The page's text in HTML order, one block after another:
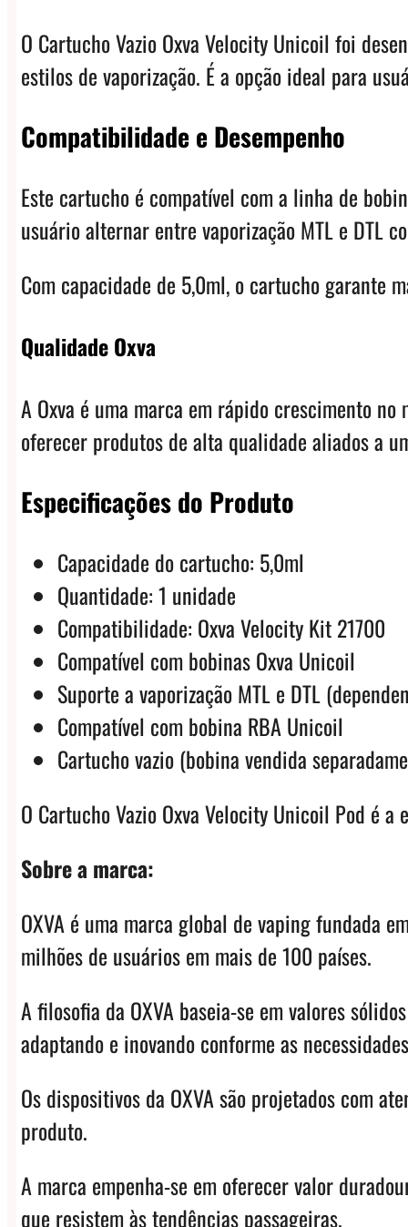
O Cartucho Vazio Oxva Velocity Unicoil foi
estilos de vaporização. É a opção ideal para
Compatibilidade e Desempenho
Este cartucho é compatível com a linha de
usuário alternar entre vaporização MTL e DTL
Com capacidade de 5,0ml, o cartucho garante
Qualidade Oxva
A Oxva é uma marca em rápido crescimento
oferecer produtos de alta qualidade aliados a
Especificações do Produto
Capacidade do cartucho: 5,0ml
Quantidade: 1 unidade
Compatibilidade: Oxva Velocity Kit 21700
Compatível com bobinas Oxva Unicoil
Suporte a vaporização MTL e DTL
Compatível com bobina RBA Unicoil
Cartucho vazio (bobina vendida
O Cartucho Vazio Oxva Velocity Unicoil Pod é
Sobre a marca:
OXVA é uma marca global de vaping fundada
milhões de usuários em mais de 100 países.
A filosofia da OXVA baseia-se em valores
adaptando e inovando conforme as
Os dispositivos da OXVA são projetados com
produto.
A marca empenha-se em oferecer valor
que resistem às tendências passageiras.